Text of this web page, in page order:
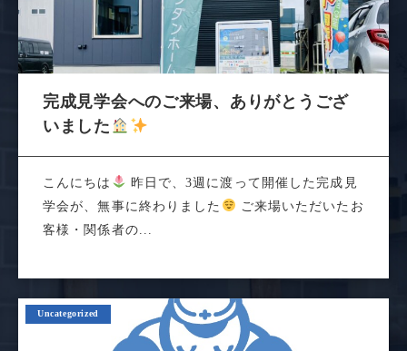
完成見学会へのご来場、ありがとうござ
いました
こんにちは
昨日で、3週に渡って開催した完成見
学会が、無事に終わりました
ご来場いただいたお
客様・関係者の...
Uncategorized